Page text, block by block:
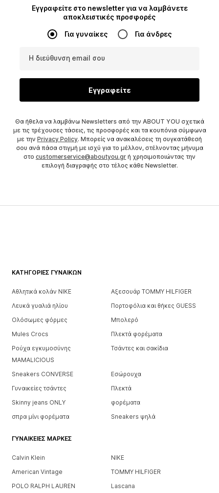
Εγγραφείτε στο newsletter για να λαμβάνετε
αποκλειστικές προσφορές
Για γυναίκες Για άνδρες
Η διεύθυνση email σου
Εγγραφείτε
Θα ήθελα να λαμβάνω Newsletters από την ABOUT YOU σχετικά
με τις τρέχουσες τάσεις, τις προσφορές και τα κουπόνια σύμφωνα
με την Privacy Policy. Μπορείς να ανακαλέσεις τη συγκατάθεσή
σου ανά πάσα στιγμή με ισχύ για το μέλλον, στέλνοντας μήνυμα
στο customerservice@aboutyou.gr ή χρησιμοποιώντας την
επιλογή διαγραφής στο τέλος κάθε Newsletter.
ΚΑΤΗΓΟΡΊΕΣ ΓΥΝΑΙΚΏΝ
Αθλητικά κολάν NIKE
Αξεσουάρ TOMMY HILFIGER
Λευκά γυαλιά ηλίου
Πορτοφόλια και θήκες GUESS
Ολόσωμες φόρμες
Μπολερό
Mules Crocs
Πλεκτά φορέματα
Ρούχα εγκυμοσύνης
MAMALICIOUS
Τσάντες και σακίδια
Sneakers CONVERSE
Εσώρουχα
Γυναικείες τσάντες
Πλεκτά
Skinny jeans ONLY
φορέματα
σπρα μίνι φορέματα
Sneakers ψηλά
ΓΥΝΑΙΚΕΊΕΣ ΜΆΡΚΕΣ
Calvin Klein
NIKE
American Vintage
TOMMY HILFIGER
POLO RALPH LAUREN
Lascana